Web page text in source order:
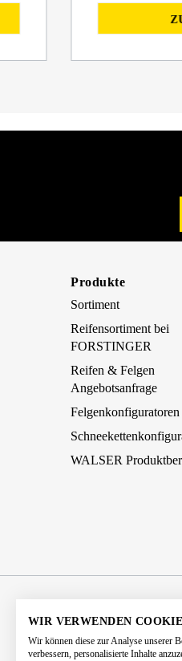
Produkte
Sortiment
Reifensortiment bei
FORSTINGER
Reifen & Felgen
Angebotsanfrage
Felgenkonfiguratoren
WALSER
AGB
WIR VERWENDEN
Wir können diese zur Analyse unserer
verbessern, personalisierte Inhalte